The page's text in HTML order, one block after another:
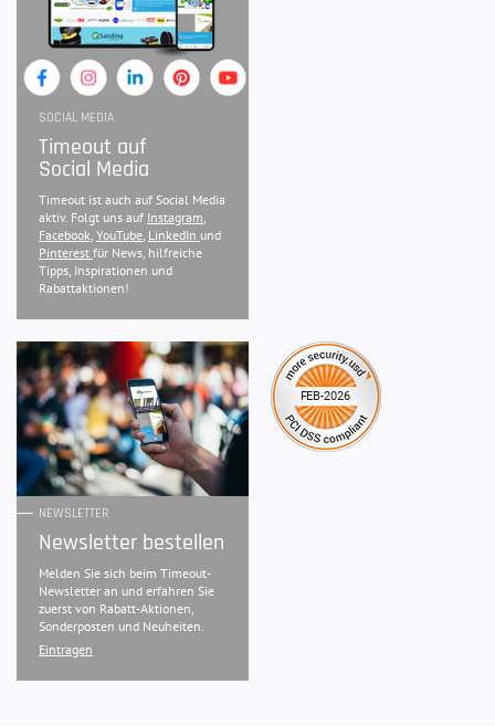
SOCIAL MEDIA
Timeout auf
Social Media
Timeout ist auch auf Social Media
aktiv. Folgt uns auf Instagram,
Facebook, YouTube, LinkedIn und
Pinterest für News, hilfreiche
Tipps, Inspirationen und
Rabattaktionen!
NEWSLETTER
Newsletter bestellen
Melden Sie sich beim Timeout-
Newsletter an und erfahren Sie
zuerst von Rabatt-Aktionen,
Sonderposten und Neuheiten.
Eintragen